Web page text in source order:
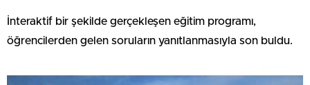
İnteraktif bir şekilde gerçekleşen eğitim programı,
öğrencilerden gelen soruların yanıtlanmasıyla son buldu.